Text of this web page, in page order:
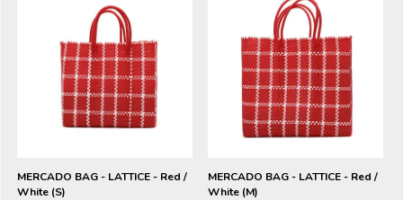
MERCADO BAG - LATTICE - Red /
White (S)
MERCADO BAG - LATTICE - Red /
White (M)